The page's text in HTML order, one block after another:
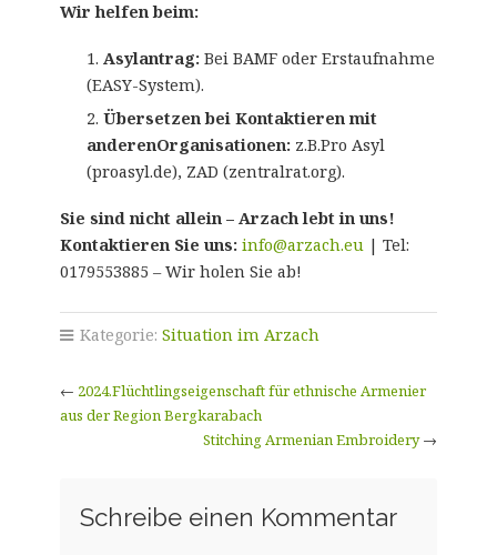
Wir helfen beim:
Asylantrag:Bei BAMF oder Erstaufnahme
(EASY-System).
Übersetzen bei Kontaktieren mit
anderenOrganisationen:z.B.Pro Asyl
(proasyl.de), ZAD (zentralrat.org).
Sie sind nicht allein – Arzach lebt in uns!
Kontaktieren Sie uns: info@arzach.eu| Tel:
0179553885 – Wir holen Sie ab!
Kategorie: Situation im Arzach
← 2024.Flüchtlingseigenschaft für ethnische Armenier
aus der Region Bergkarabach
Stitching Armenian Embroidery→
Schreibe einen Kommentar